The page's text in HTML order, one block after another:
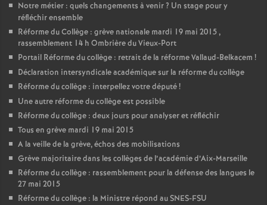
Notre métier : quels changements à venir? Un stage pour y
réfléchir ensemble
Réforme du Collège : grève nationale mardi 19 mai 2015 ,
rassemblement 14 h Ombrière du Vieux-Port
Portail Réforme du collège : retrait de la réforme Vallaud-Belkacem !
Déclaration intersyndicale académique sur la réforme du collège
Réforme du collège : interpellez votre député!
Une autre réforme du collège est possible
Réforme du collège : deux jours pour analyser et réfléchir
Tous en grève mardi 19 mai 2015
A la veille de la grève, échos des mobilisations
Grève majoritaire dans les collèges de l’académie d’Aix-Marseille
Réforme du collège : rassemblement pour la défense des langues le
27 mai 2015
Réforme du collège : la Ministre répond au SNES-FSU